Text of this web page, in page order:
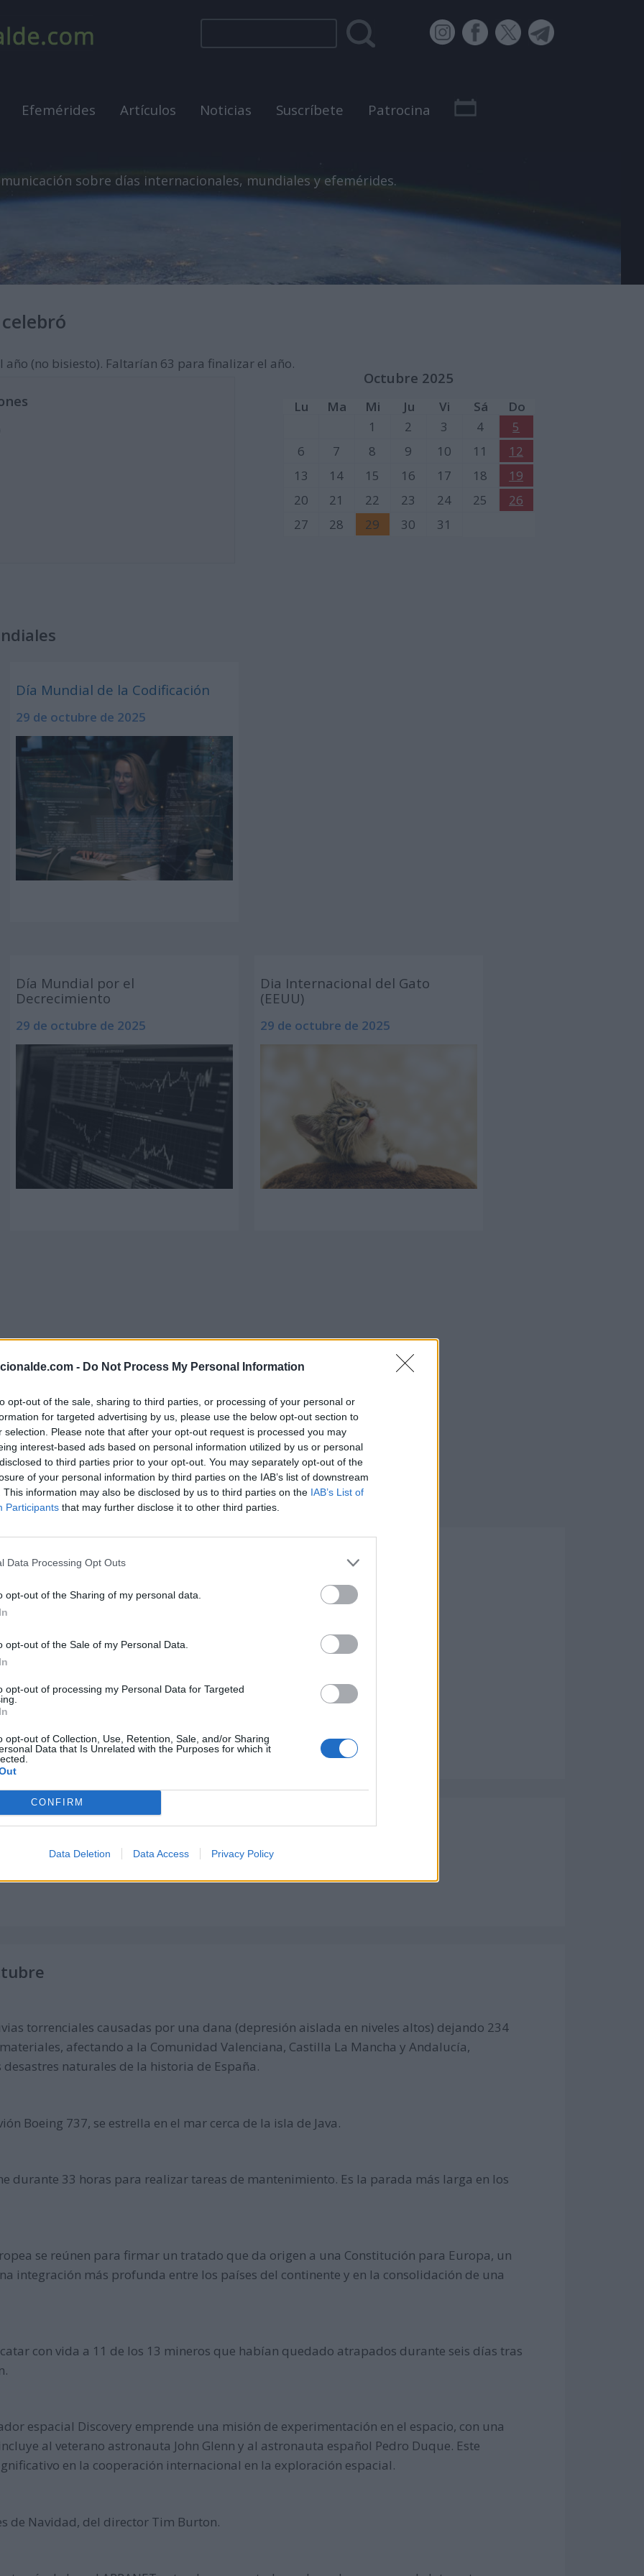
- Do Not Process My Personal Information
opt-out of the sale, sharing to third parties, or processing of your personal or
for targeted advertising by us, please use the below opt-out section to
selection. Please note that after your opt-out request is processed you may
interest-based ads based on personal information utilized by us or personal
to third parties prior to your opt-out. You may separately opt-out of the
of your personal information by third parties on the IAB’s list of downstream
This information may also be disclosed by us to third parties on the IAB’s List of
Participants that may further disclose it to other third parties.
Data Processing Opt Outs
opt-out of the Sharing of my personal data.
opt-out of the Sale of my Personal Data.
opt-out of processing my Personal Data for Targeted
opt-out of Collection, Use, Retention, Sale, and/or Sharing
Data that Is Unrelated with the Purposes for which it
CONFIRM
Data Deletion Data Access Privacy Policy
Efemérides Artículos Noticias Suscríbete Patrocina
sobre días internacionales, mundiales y efemérides.
año (no bisiesto). Faltarían 63 para finalizar el año.
Octubre 2025
Lu Ma Mi Ju Vi Sá
Do
1
2 3 4
5
6
7 8 9 10 11
12
13
14 15 16 17 18
19
20
21 22 23 24 25
26
27
28 29 30 31
Día Mundial de la Codificación
29 de octubre de 2025
Día Mundial por el
Decrecimiento
29 de octubre de 2025
Dia Internacional del Gato
(EEUU)
29 de octubre de 2025
y Mundiales que ocurren en este día
al 30 de octubre de 2025
Mediática e Informacional
al 31 de octubre de 2025
Ermelinda, Santa Eusebia y Santa Elfelda
torrenciales causadas por una dana (depresión aislada en niveles altos) dejando 234
afectando a la Comunidad Valenciana, Castilla La Mancha y Andalucía,
naturales de la historia de España.
Boeing 737, se estrella en el mar cerca de la isla de Java.
durante 33 horas para realizar tareas de mantenimiento. Es la parada más larga en los
se reúnen para firmar un tratado que da origen a una Constitución para Europa, un
integración más profunda entre los países del continente y en la consolidación de una
con vida a 11 de los 13 mineros que habían quedado atrapados durante seis días tras
espacial Discovery emprende una misión de experimentación en el espacio, con una
al veterano astronauta John Glenn y al astronauta español Pedro Duque. Este
en la cooperación internacional en la exploración espacial.
de Navidad, del director Tim Burton.